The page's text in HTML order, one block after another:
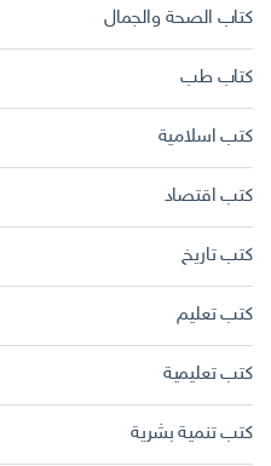
كتاب الصحة والجمال
كتاب طب
كتب اسلامية
كتب اقتصاد
كتب تاريخ
كتب تعليم
كتب تعليمية
كتب تنمية بشرية